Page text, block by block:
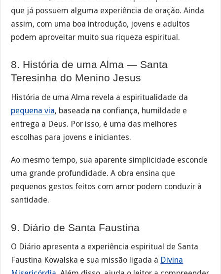
que já possuem alguma experiência de oração. Ainda
assim, com uma boa introdução, jovens e adultos
podem aproveitar muito sua riqueza espiritual.
8. História de uma Alma — Santa
Teresinha do Menino Jesus
História de uma Alma revela a espiritualidade da
pequena via, baseada na confiança, humildade e
entrega a Deus. Por isso, é uma das melhores
escolhas para jovens e iniciantes.
Ao mesmo tempo, sua aparente simplicidade esconde
uma grande profundidade. A obra ensina que
pequenos gestos feitos com amor podem conduzir à
santidade.
9. Diário de Santa Faustina
O Diário apresenta a experiência espiritual de Santa
Faustina Kowalska e sua missão ligada à Divina